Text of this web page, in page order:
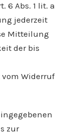
6 Abs. 1 lit. a
jederzeit
Mitteilung
der bis
Widerruf
zur